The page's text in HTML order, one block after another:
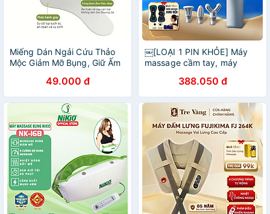
Miếng Dán Ngải Cứu Thảo
Mộc Giảm Mỡ Bụng, Giữ Ấm
Độc, An Toàn Tự Nhiên -
HÀNG CHÍNH HÃNG MINIIN
49.000 đ
￼[LOẠI 1 PIN KHỎE] Máy
massage cầm tay, máy
Độ Chuyên Sâu Đa Năng
Bảo Hành 12 Tháng
388.050 đ